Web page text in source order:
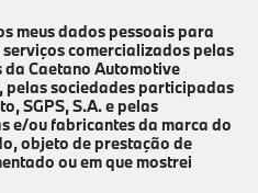
meus dados pessoais para
comercializados pelas
Caetano Automotive
pelas sociedades participadas
SGPS, S.A. e pelas
e/ou fabricantes da marca do
objeto de prestação de
ou em que mostrei